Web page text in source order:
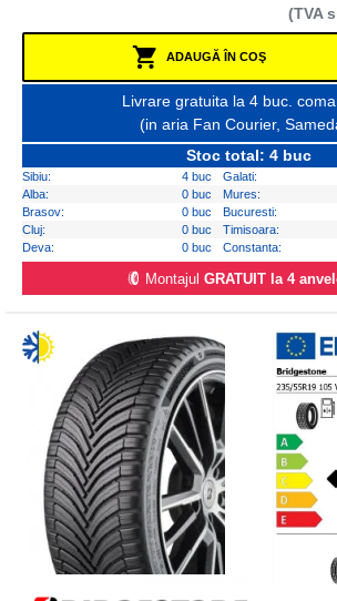
(TVA
ADAUGĂ ÎN COŞ
Livrare gratuita la 4 buc.
(in aria Fan Courier,
Stoc total: 4 buc
Sibiu: 4 buc Galati:
Alba:
0 buc Mures:
Brasov:
0 buc Bucuresti:
Cluj:
0 buc Timisoara:
Deva:
0 buc Constanta:
Montajul GRATUIT la 4